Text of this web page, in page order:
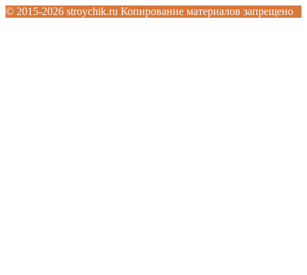
© 2015-2026 stroychik.ru Копирование материалов запрещено